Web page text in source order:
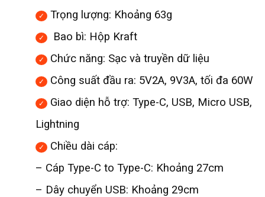
Trọng lượng: Khoảng 63g
Bao bì: Hộp Kraft
Chức năng: Sạc và truyền dữ liệu
Công suất đầu ra: 5V2A, 9V3A, tối đa 60W
Giao diện hỗ trợ: Type-C, USB, Micro USB,
Lightning
Chiều dài cáp:
– Cáp Type-C to Type-C: Khoảng 27cm
– Dây chuyển USB: Khoảng 29cm